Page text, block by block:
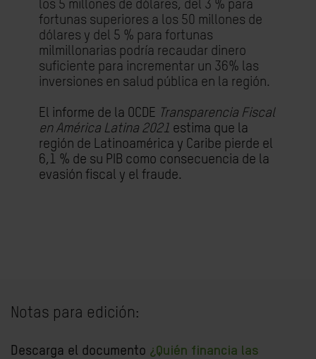
los 5 millones de dólares, del 3 % para
fortunas superiores a los 50 millones de
dólares y del 5 % para fortunas
milmillonarias podría recaudar dinero
suficiente para incrementar un 36% las
inversiones en salud pública en la región.
El informe de la OCDE Transparencia Fiscal
en América Latina 2021 estima que la
región de Latinoamérica y Caribe pierde el
6,1 % de su PIB como consecuencia de la
evasión fiscal y el fraude.
Notas para edición:
Descarga el documento ¿Quién financia las